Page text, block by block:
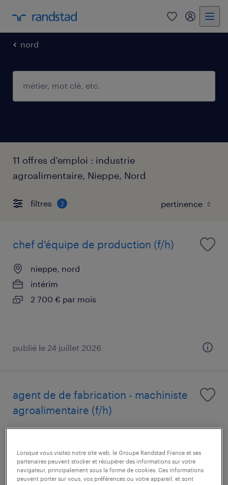
0 mon
nord
11 offres d'emploi : industrie
agroalimentaire, Nieppe, Nord
filtres 2
chef d'équipe de production (f/h)
nieppe, nord
intérim
2 700 € par mois
publié le 24 juillet 2026
agent de de fabrication - machiniste
agroalimentaire (f/h)
intérim
14,55 € par heure
Lorsque vous visitez notre site web, le Groupe Randstad France et ses
partenaires peuvent stocker et récupérer des informations sur votre
navigateur, principalement sous la forme de cookies. Ces informations
peuvent porter sur vous, vos préférences ou votre appareil, et sont